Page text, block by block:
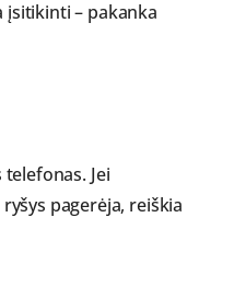
įsitikinti – pakanka
Jei
pagerėja, reiškia